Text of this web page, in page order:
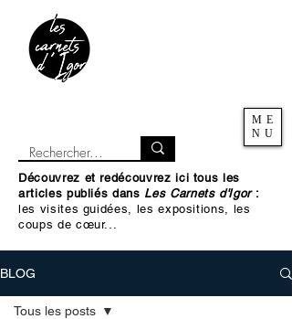
ME
NU
Découvrez et redécouvrez ici tous les
articles publiés dans Les Carnets d'Igor :
les visites guidées, les expositions, les
coups de cœur...
BLOG
Tous les posts